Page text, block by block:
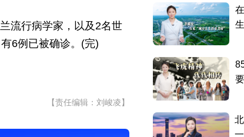
流行病学家，以及2名世
6例已被确诊。(完)
【责任编辑：刘峻凌】